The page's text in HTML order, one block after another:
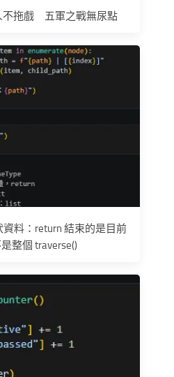
不拖戲 五軍之戰無尿點
料：return 結束的是目前
整個 traverse()